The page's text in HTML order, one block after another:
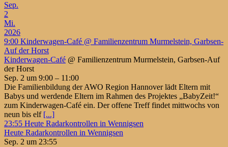
Sep.
2
Mi.
2026
9:00 Kinderwagen-Café @ Familienzentrum Murmelstein, Garbsen-
Auf der Horst
Kinderwagen-Café @ Familienzentrum Murmelstein, Garbsen-Auf
der Horst
Sep. 2 um 9:00 – 11:00
Die Familienbildung der AWO Region Hannover lädt Eltern mit
Babys und werdende Eltern im Rahmen des Projektes „BabyZeit!“
zum Kinderwagen-Café ein. Der offene Treff findet mittwochs von
neun bis elf [...]
23:55 Heute Radarkontrollen in Wennigsen
Heute Radarkontrollen in Wennigsen
Sep. 2 um 23:55